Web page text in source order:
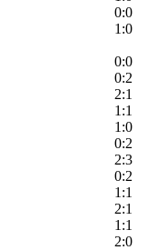
0:0
1:0
0:0
0:2
2:1
1:1
1:0
0:2
2:3
0:2
1:1
2:1
1:1
2:0